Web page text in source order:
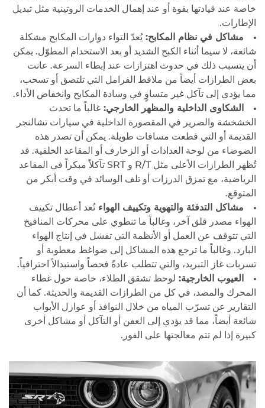
خاصة عند قيادتها بقوة أو عند إهمال الخدمات الروتينية مثل تبديل
الإطارات.
مشاكل في نظام المكابح:يُعدّ التواء دوارات المكابح مشكلة
شائعة، لا سيما أثناء الكبح الشديد أو بعد الاستخدام المطوّل. يمكن
أن يتسبب ذلك في حدوث اهتزازات عند إبطاء السرعة. عانت
بعض الطرازات أيضاً من ملاقط الفرامل التي تلتصق أو تسحب،
مما يؤدي إلى تآكل غير متساوٍ في وسادة المكابح وانخفاض الأداء.
الشكاوى الداخلية والمظهر الخارجي: غالباً ما تحدث
الخشخشة والصرير في المقصورة الداخلية في سيارات تشالنجر
القديمة أو التي قطعت مسافات طويلة. يمكن أن تصدر هذه
الضوضاء من لوحة العدادات أو الزخارف أو المقاعد الخلفية. قد
تُظهر الطرازات الأعلى مثل R/T و SRT تآكلاً مبكراً في المقاعد
الرياضية، مع تمزق الدرزات أو تلف الوسائد في وقت أبكر من
المتوقع.
مشاكل التدفئة والتهوية وتكييف الهواءتُعد أعطال تكييف
الهواء مصدر قلق آخر، وغالباً ما تنطوي على محركات المنافيخ
التي تتوقف عن العمل أو الأنظمة التي تفشل في إنتاج الهواء
البارد. وغالباً ما ترجع هذه المشاكل إلى ضواغط معطوبة أو
تسربات غاز التبريد، والتي تتطلب عادةً فحصاً واستبدالاً احترافياً.
العيوب الخارجية: لوحظ تشقق الطلاء، خاصة حول غطاء
المحرك والمصد، في كل من الطرازات القديمة والحديثة. كما أن
التقارير عن تسرّب المياه من خلال النوافذ أو عوازل الأبواب
شائعة أيضاً، مما قد يؤدي إلى العفن أو التآكل أو مشاكل أخرى
كبيرة إذا لم تتم معالجتها على الفور.